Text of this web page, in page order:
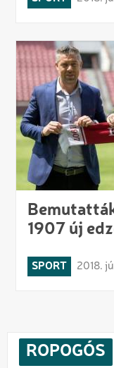
1907 új
SPORT 2018.
ROPOGÓS